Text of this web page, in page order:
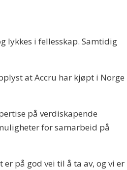
lykkes i fellesskap. Samtidig
at Accru har kjøpt i Norge
på verdiskapende
for samarbeid på
på god vei til å ta av, og vi er